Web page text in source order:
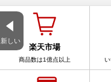
新しい
楽天市場
商品数は1億点以上